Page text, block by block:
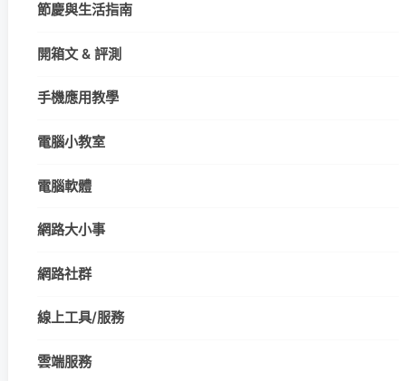
節慶與生活指南
開箱文 & 評測
手機應用教學
電腦小教室
電腦軟體
網路大小事
網路社群
線上工具/服務
雲端服務